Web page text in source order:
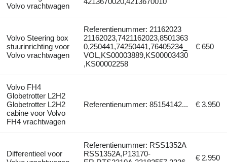
Volvo vrachtwagen
Volvo Steering box
stuurinrichting voor
Volvo vrachtwagen
Referentienummer: 21162023
21162023,7421162023,8501363
0,250441,74250441,76405234_
VOL,KS00003889,KS00003430
,KS00002258
€ 650
Volvo FH4
Globetrotter L2H2
Globetrotter L2H2
cabine voor Volvo
FH4 vrachtwagen
Referentienummer: 85154142... € 3.950
Differentieel voor
Referentienummer: RSS1352A
RSS1352A,P13170-
€ 2.950